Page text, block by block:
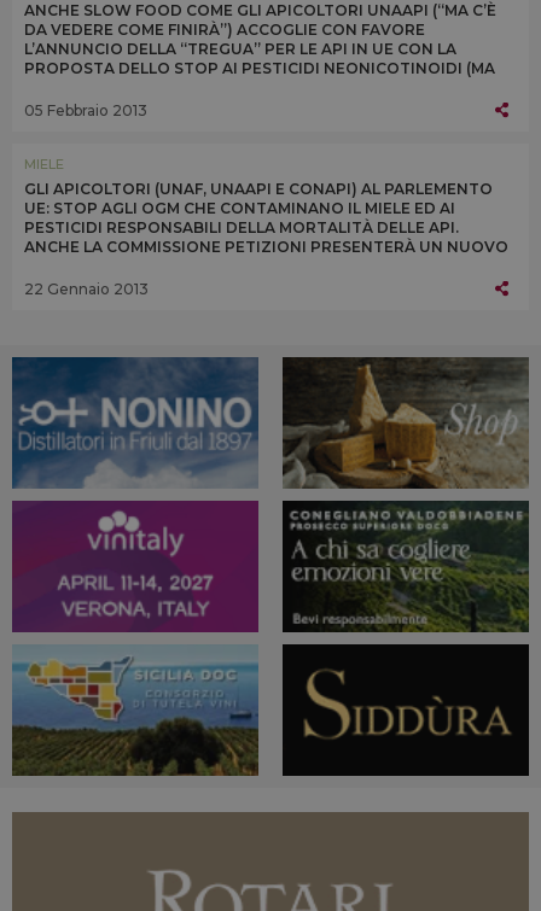
ANCHE SLOW FOOD COME GLI APICOLTORI UNAAPI (“MA C’È
DA VEDERE COME FINIRÀ”) ACCOGLIE CON FAVORE
L’ANNUNCIO DELLA “TREGUA” PER LE API IN UE CON LA
PROPOSTA DELLO STOP AI PESTICIDI NEONICOTINOIDI (MA
05 Febbraio 2013
MIELE
GLI APICOLTORI (UNAF, UNAAPI E CONAPI) AL PARLEMENTO
UE: STOP AGLI OGM CHE CONTAMINANO IL MIELE ED AI
PESTICIDI RESPONSABILI DELLA MORTALITÀ DELLE API.
ANCHE LA COMMISSIONE PETIZIONI PRESENTERÀ UN NUOVO
22 Gennaio 2013